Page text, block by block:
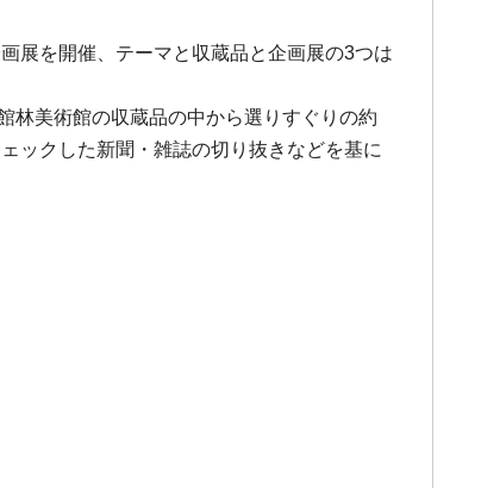
展を開催、テーマと収蔵品と企画展の3つは
林美術館の収蔵品の中から選りすぐりの約
ックした新聞・雑誌の切り抜きなどを基に